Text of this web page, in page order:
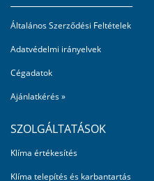
Általános Szerződési Feltételek
Adatvédelmi irányelvek
Cégadatok
Ajánlatkérés »
SZOLGÁLTATÁSOK
Klíma értékesítés
Klíma telepítés és karbantartás